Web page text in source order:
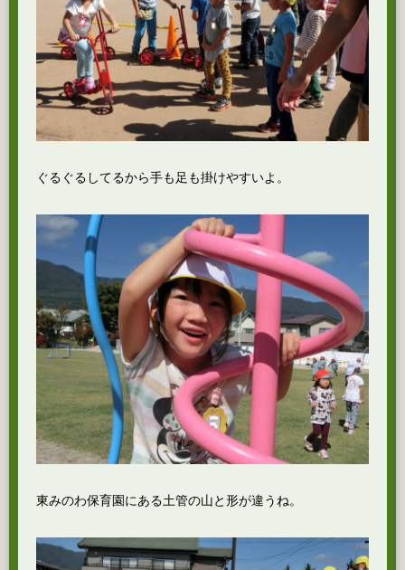
ぐるぐるしてるから手も足も掛けやすいよ。
東みのわ保育園にある土管の山と形が違うね。